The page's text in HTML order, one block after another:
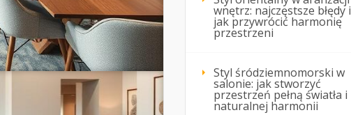
wnętrz: najczęstsze błędy i
jak przywrócić harmonię
przestrzeni
Styl śródziemnomorski w
salonie: jak stworzyć
przestrzeń pełną światła i
naturalnej harmonii